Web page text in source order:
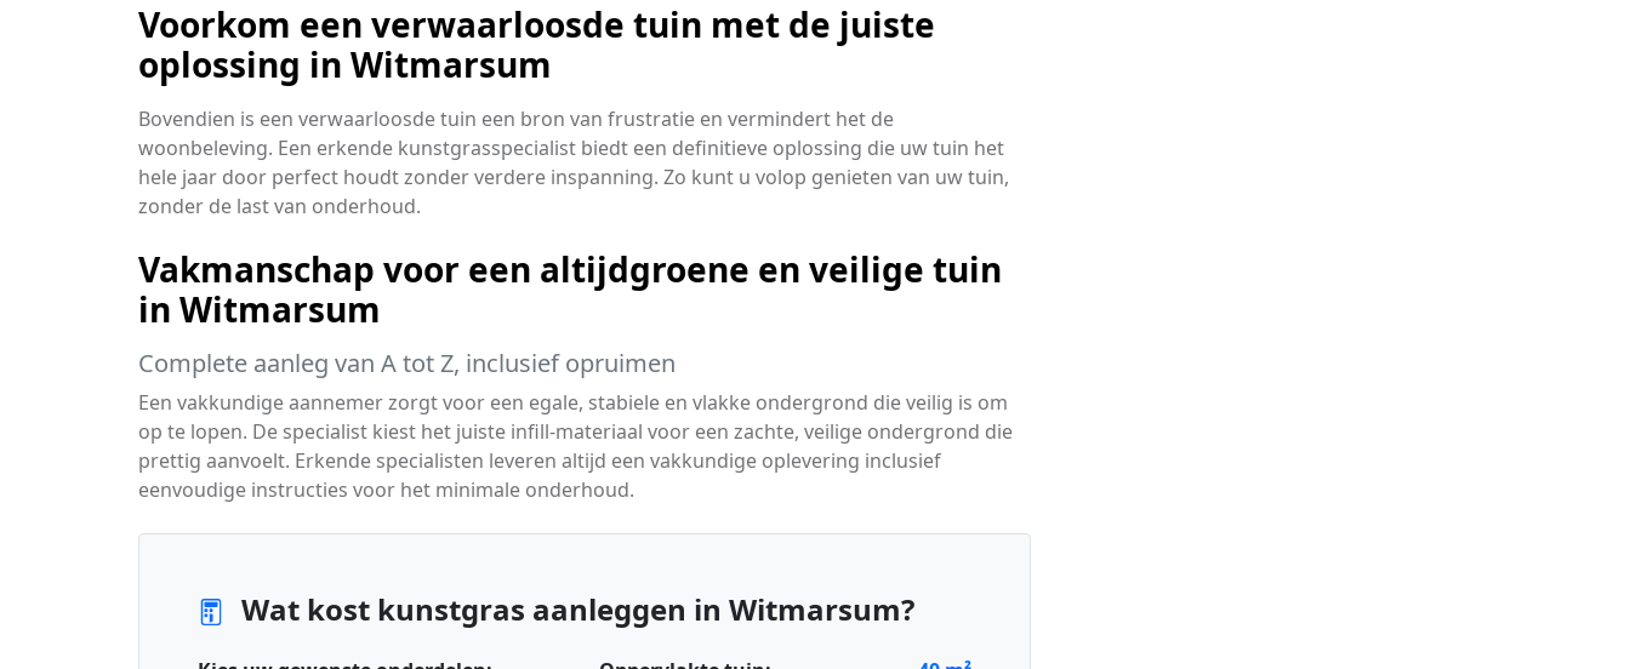
Voorkom een verwaarloosde tuin met de juiste
oplossing in Witmarsum
Bovendien is een verwaarloosde tuin een bron van frustratie en vermindert het de
woonbeleving. Een erkende kunstgrasspecialist biedt een definitieve oplossing die uw tuin het
hele jaar door perfect houdt zonder verdere inspanning. Zo kunt u volop genieten van uw tuin,
zonder de last van onderhoud.
Vakmanschap voor een altijdgroene en veilige tuin
in Witmarsum
Complete aanleg van A tot Z, inclusief opruimen
Een vakkundige aannemer zorgt voor een egale, stabiele en vlakke ondergrond die veilig is om
op te lopen. De specialist kiest het juiste infill-materiaal voor een zachte, veilige ondergrond die
prettig aanvoelt. Erkende specialisten leveren altijd een vakkundige oplevering inclusief
eenvoudige instructies voor het minimale onderhoud.
Wat kost kunstgras aanleggen in Witmarsum?